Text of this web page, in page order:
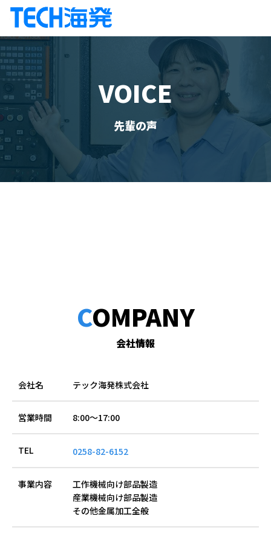
VOICE
先輩の声
COMPANY
会社情報
会社名 テック海発株式会社
営業時間 8:00～17:00
TEL 0258-82-6152
事業内容
工作機械向け部品製造
産業機械向け部品製造
その他金属加工全般